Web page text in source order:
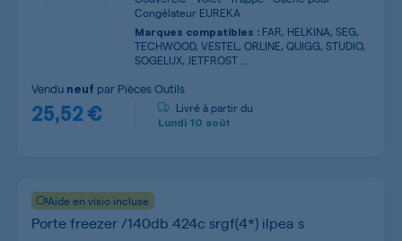
Congélateur EUREKA
Marques compatibles : FAR, HELKINA, SEG,
TECHWOOD, VESTEL, ORLINE, QUIGG, STUDIO,
SOGELUX, JETFROST ...
25,52 €
Vendu neuf par Pièces Outils
Livré à partir du
Lundi 10 août
Aide en visio incluse
Porte freezer /140db 424c srgf(4*) ilpea s